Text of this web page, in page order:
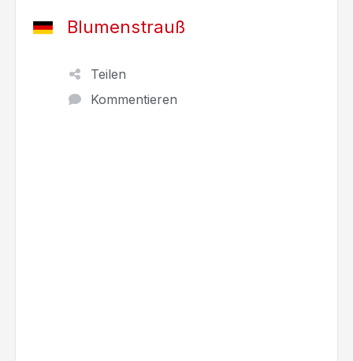
Blumenstrauß
Teilen
Kommentieren